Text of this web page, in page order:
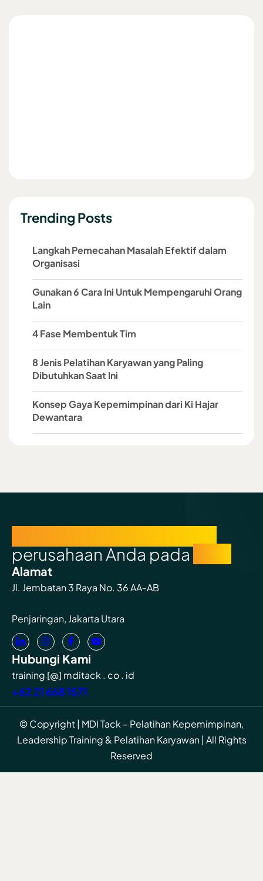
Trending Posts
Langkah Pemecahan Masalah Efektif dalam
Organisasi
Gunakan 6 Cara Ini Untuk Mempengaruhi Orang
Lain
4 Fase Membentuk Tim
8 Jenis Pelatihan Karyawan yang Paling
Dibutuhkan Saat Ini
Konsep Gaya Kepemimpinan dari Ki Hajar
Dewantara
perusahaan Anda pada
Alamat
Jl. Jembatan 3 Raya No. 36 AA-AB
Penjaringan, Jakarta Utara
Hubungi Kami
training [@] mditack . co . id
+62 21 668 1571
© Copyright | MDI Tack – Pelatihan Kepemimpinan,
Leadership Training & Pelatihan Karyawan | All Rights
Reserved